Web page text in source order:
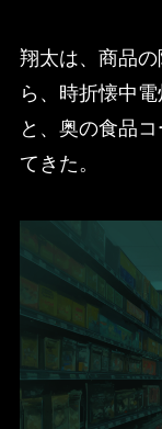
翔太は、商品
ら、時折懐中
と、奥の食品
てきた。